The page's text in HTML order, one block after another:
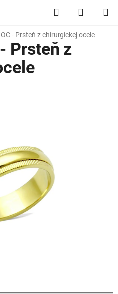
Hľadať
KOŠÍK
- Prsteň z chirurgickej ocele
Prsteň z